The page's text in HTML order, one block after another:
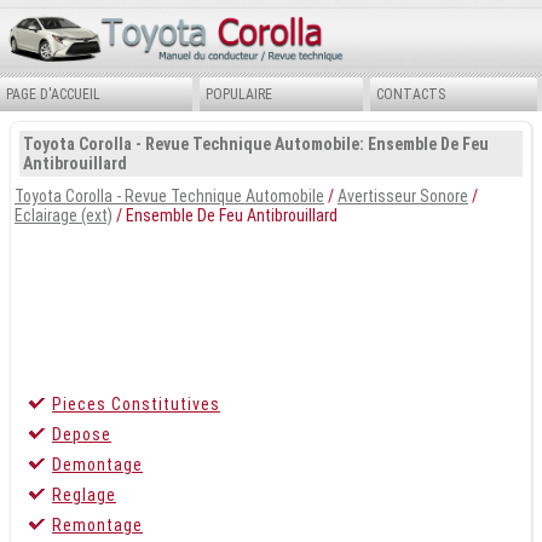
PAGE D'ACCUEIL POPULAIRE CONTACTS
Toyota Corolla - Revue Technique Automobile: Ensemble De Feu
Antibrouillard
Toyota Corolla - Revue Technique Automobile /Avertisseur Sonore /
Eclairage (ext) / Ensemble De Feu Antibrouillard
Pieces Constitutives
Depose
Demontage
Reglage
Remontage